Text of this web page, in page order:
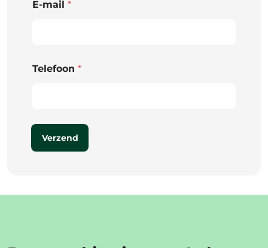
E-mail *
Telefoon *
Verzend